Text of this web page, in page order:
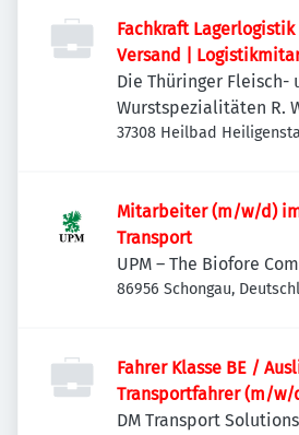
Fachkraft
Versand |
Die Thüringer Fleisch-
Wurstspezialitäten R.
37308 Heilbad
Mitarbeiter (m/w/d)
Transport
UPM – The Biofore
86956 Schongau,
Fahrer Klasse BE /
Transportfahrer (m/w/
DM Transport